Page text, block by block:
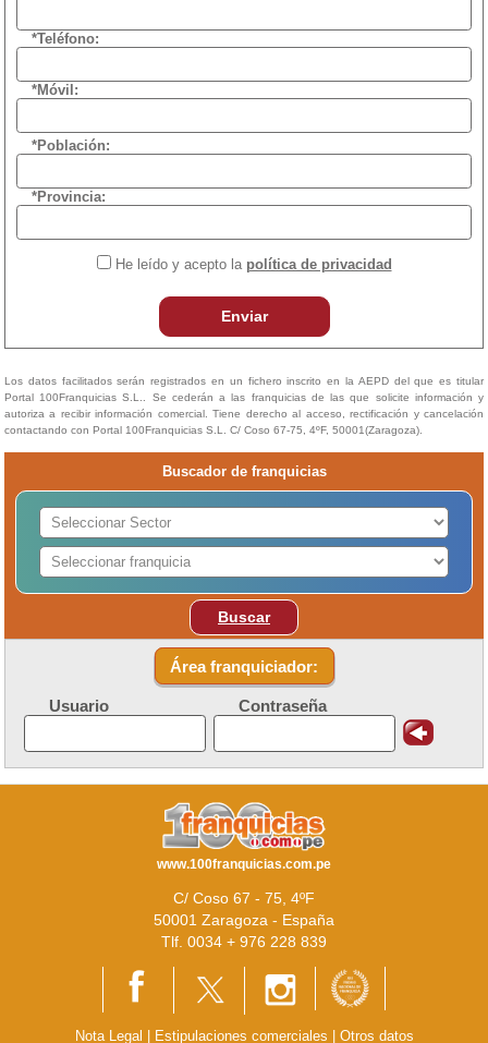
*Teléfono:
*Móvil:
*Población:
*Provincia:
He leído y acepto la política de privacidad
Enviar
Los datos facilitados serán registrados en un fichero inscrito en la AEPD del que es titular
Portal 100Franquicias S.L.. Se cederán a las franquicias de las que solicite información y
autoriza a recibir información comercial. Tiene derecho al acceso, rectificación y cancelación
contactando con Portal 100Franquicias S.L. C/ Coso 67-75, 4ºF, 50001(Zaragoza).
Buscador de franquicias
Buscar
Área franquiciador:
Usuario Contraseña
www.100franquicias.com.pe
C/ Coso 67 - 75, 4ºF
50001 Zaragoza - España
Tlf. 0034 + 976 228 839
Nota Legal Estipulaciones comerciales Otros datos